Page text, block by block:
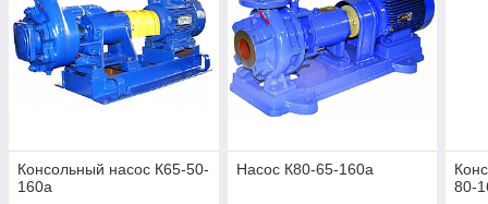
Консольный насос К65-50-
160а
Насос К80-65-160а
80-